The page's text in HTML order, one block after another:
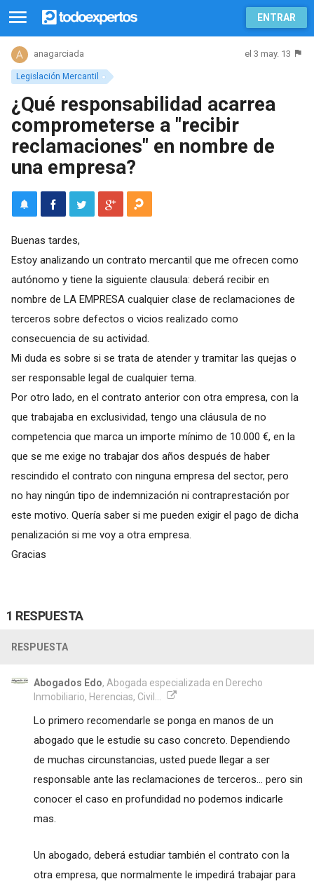
ENTRAR
Legislación Mercantil
anagarciada el 3 may. 13
¿Qué responsabilidad acarrea
comprometerse a "recibir
reclamaciones" en nombre de
una empresa?
Buenas tardes,
Estoy analizando un contrato mercantil que me ofrecen como
autónomo y tiene la siguiente clausula: deberá recibir en
nombre de LA EMPRESA cualquier clase de reclamaciones de
terceros sobre defectos o vicios realizado como
consecuencia de su actividad.
Mi duda es sobre si se trata de atender y tramitar las quejas o
ser responsable legal de cualquier tema.
Por otro lado, en el contrato anterior con otra empresa, con la
que trabajaba en exclusividad, tengo una cláusula de no
competencia que marca un importe mínimo de 10.000 €, en la
que se me exige no trabajar dos años después de haber
rescindido el contrato con ninguna empresa del sector, pero
no hay ningún tipo de indemnización ni contraprestación por
este motivo. Quería saber si me pueden exigir el pago de dicha
penalización si me voy a otra empresa.
Gracias
1 RESPUESTA
RESPUESTA
Abogados Edo, Abogada especializada en Derecho
Inmobiliario, Herencias, Civil...
Lo primero recomendarle se ponga en manos de un
abogado que le estudie su caso concreto. Dependiendo
de muchas circunstancias, usted puede llegar a ser
responsable ante las reclamaciones de terceros... pero sin
conocer el caso en profundidad no podemos indicarle
mas.
Un abogado, deberá estudiar también el contrato con la
otra empresa, que normalmente le impedirá trabajar para